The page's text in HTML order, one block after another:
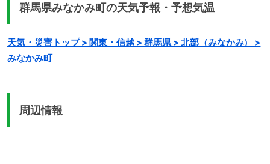
群馬県みなかみ町の天気予報・予想気温
天気・災害トップ > 関東・信越 > 群馬県 > 北部（みなかみ） >
みなかみ町
周辺情報